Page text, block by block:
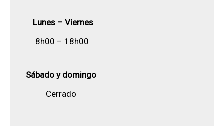
Lunes – Viernes
8h00 – 18h00
Sábado y domingo
Cerrado